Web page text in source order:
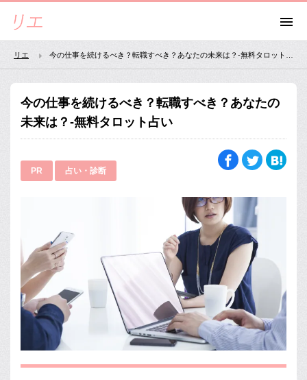
リエ
今の仕事を続けるべき？転職すべき？あなたの
未来は？-無料タロット占い
PR 占い・診断